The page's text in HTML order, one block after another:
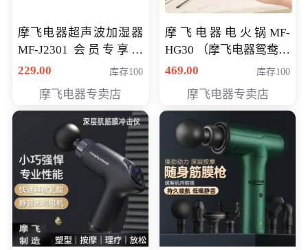
摩飞电器超声波加湿器
MF-J2301 会员专享价
168元
229.00 库存100
摩飞电器专卖店
摩飞电器电火锅MF-
HG30 （摩飞电器鸳鸯锅
MF-HG30 ） 会员专享价
469.00 库存100
摩飞电器专卖店